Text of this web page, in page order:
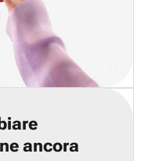
ancora